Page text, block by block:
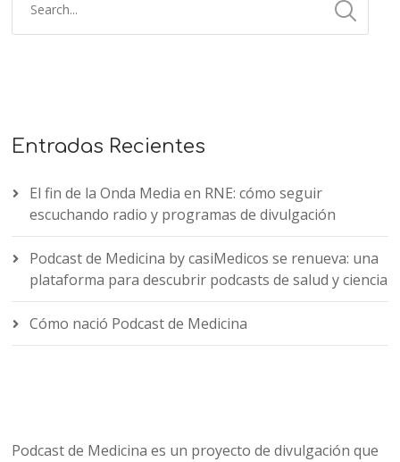
Entradas Recientes
El fin de la Onda Media en RNE: cómo seguir
escuchando radio y programas de divulgación
Podcast de Medicina by casiMedicos se renueva: una
plataforma para descubrir podcasts de salud y ciencia
Cómo nació Podcast de Medicina
Podcast de Medicina es un proyecto de divulgación que